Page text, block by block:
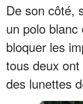
De son côté,
un polo
bloquer les
tous deux
des lunettes